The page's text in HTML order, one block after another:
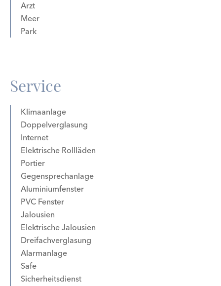
Arzt
Meer
Park
Service
Klimaanlage
Doppelverglasung
Internet
Elektrische Rollläden
Portier
Gegensprechanlage
Aluminiumfenster
PVC Fenster
Jalousien
Elektrische Jalousien
Dreifachverglasung
Alarmanlage
Safe
Sicherheitsdienst